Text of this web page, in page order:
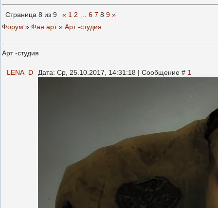
Страница 8 из 9 « 1 2 6 7 8 9 »
Форум » Фан арт » Арт -студия
Арт -студия
LENA_D Дата: Ср, 25.10.2017, 14:31:18 | Сообщение # 1